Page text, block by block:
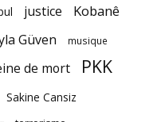
justice Kobanê
Güven musique
de mort PKK
Sakine Cansiz